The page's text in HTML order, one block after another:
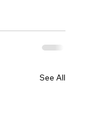
See All